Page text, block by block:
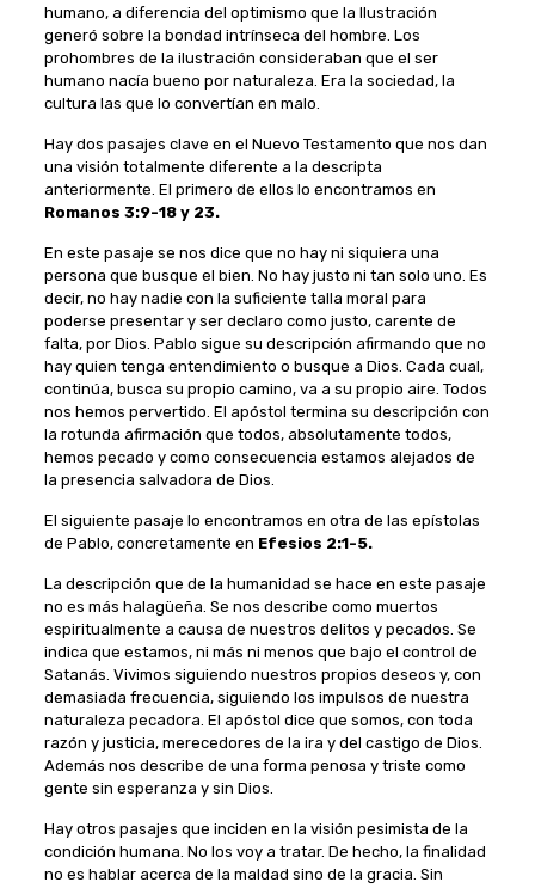
humano, a diferencia del optimismo que la Ilustración
generó sobre la bondad intrínseca del hombre. Los
prohombres de la ilustración consideraban que el ser
humano nacía bueno por naturaleza. Era la sociedad, la
cultura las que lo convertían en malo.
Hay dos pasajes clave en el Nuevo Testamento que nos dan
una visión totalmente diferente a la descripta
anteriormente. El primero de ellos lo encontramos en
Romanos 3:9-18 y 23.
En este pasaje se nos dice que no hay ni siquiera una
persona que busque el bien. No hay justo ni tan solo uno. Es
decir, no hay nadie con la suficiente talla moral para
poderse presentar y ser declaro como justo, carente de
falta, por Dios. Pablo sigue su descripción afirmando que no
hay quien tenga entendimiento o busque a Dios. Cada cual,
continúa, busca su propio camino, va a su propio aire. Todos
nos hemos pervertido. El apóstol termina su descripción con
la rotunda afirmación que todos, absolutamente todos,
hemos pecado y como consecuencia estamos alejados de
la presencia salvadora de Dios.
El siguiente pasaje lo encontramos en otra de las epístolas
de Pablo, concretamente en Efesios 2:1-5.
La descripción que de la humanidad se hace en este pasaje
no es más halagüeña. Se nos describe como muertos
espiritualmente a causa de nuestros delitos y pecados. Se
indica que estamos, ni más ni menos que bajo el control de
Satanás. Vivimos siguiendo nuestros propios deseos y, con
demasiada frecuencia, siguiendo los impulsos de nuestra
naturaleza pecadora. El apóstol dice que somos, con toda
razón y justicia, merecedores de la ira y del castigo de Dios.
Además nos describe de una forma penosa y triste como
gente sin esperanza y sin Dios.
Hay otros pasajes que inciden en la visión pesimista de la
condición humana. No los voy a tratar. De hecho, la finalidad
no es hablar acerca de la maldad sino de la gracia. Sin